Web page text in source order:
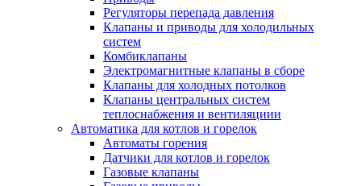
Регуляторы перепада давления
Клапаны и приводы для холодильных
систем
Комбиклапаны
Электромагнитные клапаны в сборе
Клапаны для холодных потолков
Клапаны центральных систем
теплоснабжения и вентиляциии
Автоматика для котлов и горелок
Автоматы горения
Датчики для котлов и горелок
Газовые клапаны